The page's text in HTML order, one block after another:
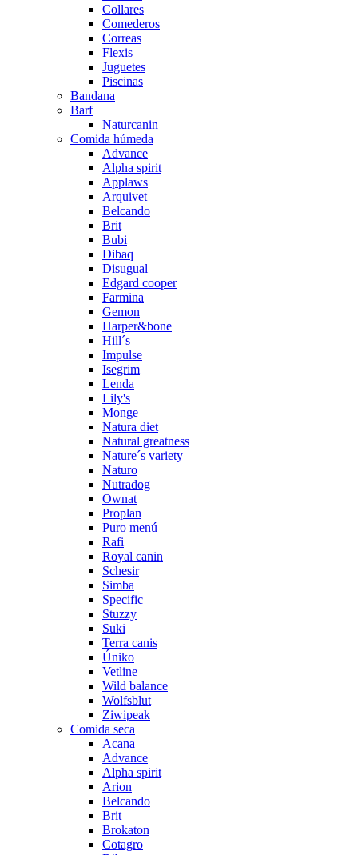
Collares
Comederos
Correas
Flexis
Juguetes
Piscinas
Bandana
Barf
Naturcanin
Comida húmeda
Advance
Alpha spirit
Applaws
Arquivet
Belcando
Brit
Bubi
Dibaq
Disugual
Edgard cooper
Farmina
Gemon
Harper&bone
Hill´s
Impulse
Isegrim
Lenda
Lily's
Monge
Natura diet
Natural greatness
Nature´s variety
Naturo
Nutradog
Ownat
Proplan
Puro menú
Rafi
Royal canin
Schesir
Simba
Specific
Stuzzy
Suki
Terra canis
Úniko
Vetline
Wild balance
Wolfsblut
Ziwipeak
Comida seca
Acana
Advance
Alpha spirit
Arion
Belcando
Brit
Brokaton
Cotagro